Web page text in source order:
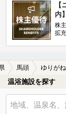
内】
株
拡
馬頭 ゆりが
温浴施設を探す